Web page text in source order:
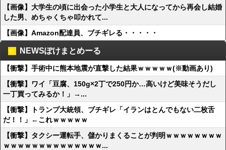
【画像】大学生の頃に出会った小学生と大人になってから再会し結婚
した男、めちゃくちゃ叩かれて...
【画像】Amazon配達員、ブチギレる・・・・・
NEWSぽけまとめーる
【衝撃】手術中に熊本地震が直撃した結果ｗｗｗｗｗ(※動画あり)
【衝撃】ワイ「豆腐、150g×2丁で250円か…高いけど美味そうだし
一丁買ってみるか！」→...
【衝撃】トランプ大統領、ブチギレ「イランはとんでもない二枚舌
だ！！」←これｗｗｗｗｗ
【衝撃】タクシー運転手、儲かりまくることが判明ｗｗｗｗｗｗｗｗ
ｗｗｗｗｗｗｗｗｗｗｗｗｗｗ...